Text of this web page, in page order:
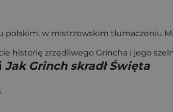
polskim, w mistrzowskim tłumaczeniu
historię zrzędliwego Grincha i jego
Jak Grinch skradł Święta